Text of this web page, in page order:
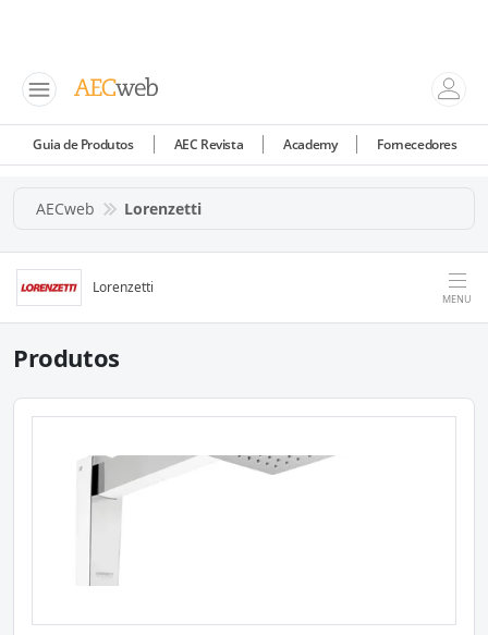
Guia de Produtos AEC Revista Academy Fornecedores
AECweb Lorenzetti
Lorenzetti
MENU
Produtos